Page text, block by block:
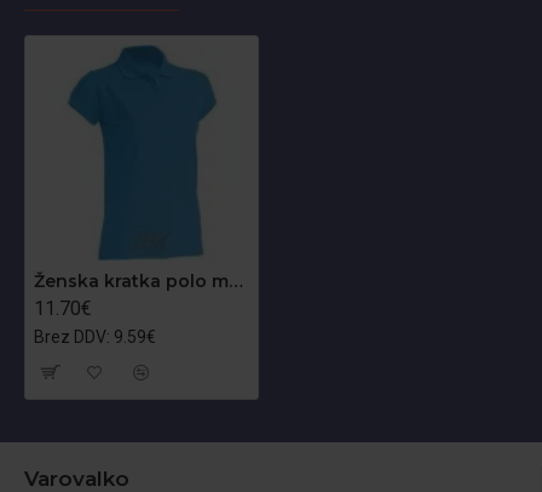
Ženska kratka polo majica JHK
11.70€
Brez DDV: 9.59€
Varovalko